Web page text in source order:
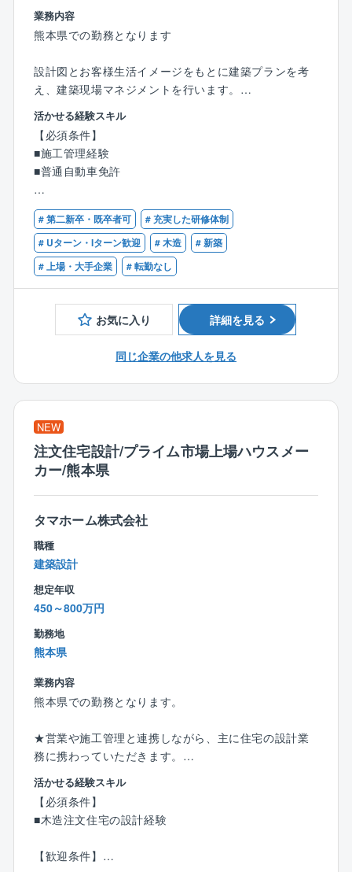
平均歩合約45万円（1棟当たり）
■平均受注数
平均年間受注数：10.25棟（1人当たり）
1棟当たり約45万円×平均10棟＝450万円
業務内容
熊本県での勤務となります
設計図とお客様生活イメージをもとに建築プランを考
え、建築現場マネジメントを行います。
契約成立後現場下見から始まり、お客様理想を形にす
る仕事です。
【業務内容】
●建築現場確認
●建築材料、色決め、電気配線等打ち合わせ
●工事スケジュール、予算、品質管理
●協力業者、職人方々と打ち合わせ等
【同社の特徴】
売上高1兆円を目指す低価格×良品質ハウスメーカーの
リーディングカンパニー
「日本の家は高すぎる」。今から20数年前、創業者の
そ、タマホームの原点です。
Mでおなじみの低価格良質住宅市場のリーディングカ
低価格×良品質が同社の強みであり、独自の流通／調達
／工事を導入したことで一般的な住宅坪単価の約半分
の値段を実現しています。
売りやすい×働きやすい×福利厚生充実＝HAPPY LIFE
タマホームの住宅は上記の通り、低価格×良品質のため
り、会社全体で有名CM等集客にも力を入れているた
め、営業自身で集客の必要がありません。
また、本社やモデルルームは18時にクローズし、18時
以降の残業ができないシステムのため、残業時間は20~
まさしく、お客様だけでなく、社員もHAPPY LIFEを
実現できる職場です。
活かせる経験スキル
【必須条件】
■施工管理経験
■普通自動車免許
【歓迎条件】
■一級、二級建築士又は1級建築施工管理技士の資格を
お持ちの方
# 第二新卒・既卒者可
# 充実した研修体制
# Uターン・Iターン歓迎
# 木造
# 新築
# 上場・大手企業
# 転勤なし
お気に入り 詳細を見る
同じ企業の他求人を見る
NEW
注文住宅設計/プライム市場上場ハウスメー
カー/熊本県
タマホーム株式会社
職種
建築設計
想定年収
450～800万円
勤務地
熊本県
業務内容
熊本県での勤務となります。
★営業や施工管理と連携しながら、主に住宅の設計業
務に携わっていただきます。
【業務内容】
＜確認申請業務／工事管理業務＞
■営業社員が作成したプランを法律や構造の観点からチ
■図面承認後、確認申請用図面 書類の作成
活かせる経験スキル
【必須条件】
■木造注文住宅の設計経験
【歓迎条件】